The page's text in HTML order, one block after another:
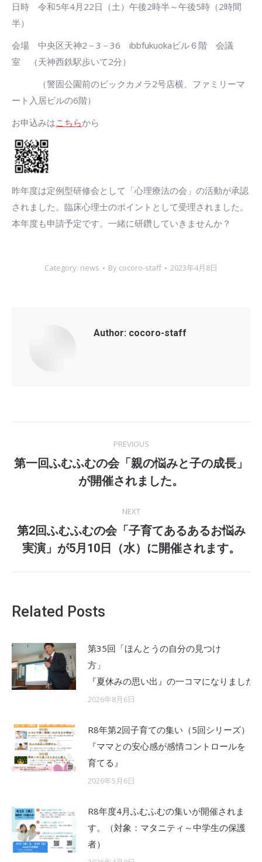
日時 令和5年4月22日（土）午後2時半～午後5時（2時間
半）
会場 中央区天神2－3－36 ibbfukuokaビル６階 会議
室 （天神西鉄駅歩いて2分）
（警固公園前のビックカメラ2号店横、ファミリーマ
ート入居ビルの6階）
お申込みはこちらから
昨年度は定例型研修会として「心理療法の会」の活動が承認
されました。臨床心理士のポイントとして受理されました。
本年度も申請予定です。一緒に研鑽していきませんか？
Category: news By cocoro-staff 2023年4月8日
Author: cocoro-staff
navigation
PREVIOUS
Previous
post:
第一回ふむふむの会「親の悩みと子の成長」
が開催されました。
NEXT
Next
post:
第2回ふむふむの会「子育てあるあるお悩み
実演」が5月10日（水）に開催されます。
Related Posts
第35回「ほんとうの自分の見つけ
『夏休みの思い出』の一コマになりました
2026年8月6日
R8年第2回子育ての集い（5回シリーズ）
『ママとの安心感が感情コントロールを
育てる』
2026年5月6日
R8年度4月ふむふむの集いが開催されま
す。（対象：マタニティ～中学生の保護
者）